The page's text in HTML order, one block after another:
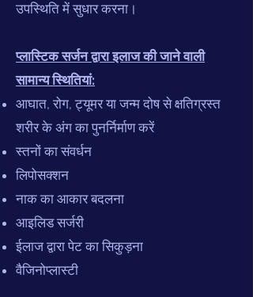
उपस्थिति में सुधार करना।
प्लास्टिक सर्जन द्वारा इलाज की जाने वाली
सामान्य स्थितियां:
आघात, रोग, ट्यूमर या जन्म दोष से क्षतिग्रस्त
शरीर के अंग का पुनर्निर्माण करें
स्तनों का संवर्धन
लिपोसक्शन
नाक का आकार बदलना
आइलिड सर्जरी
ईलाज द्वारा पेट का सिकुड़ना
वैजिनोप्लास्टी